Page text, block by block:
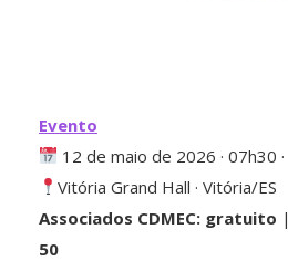
Evento
12 de maio de 2026 · 07h30 ·
Vitória Grand Hall · Vitória/ES
Associados CDMEC: gratuito |
50